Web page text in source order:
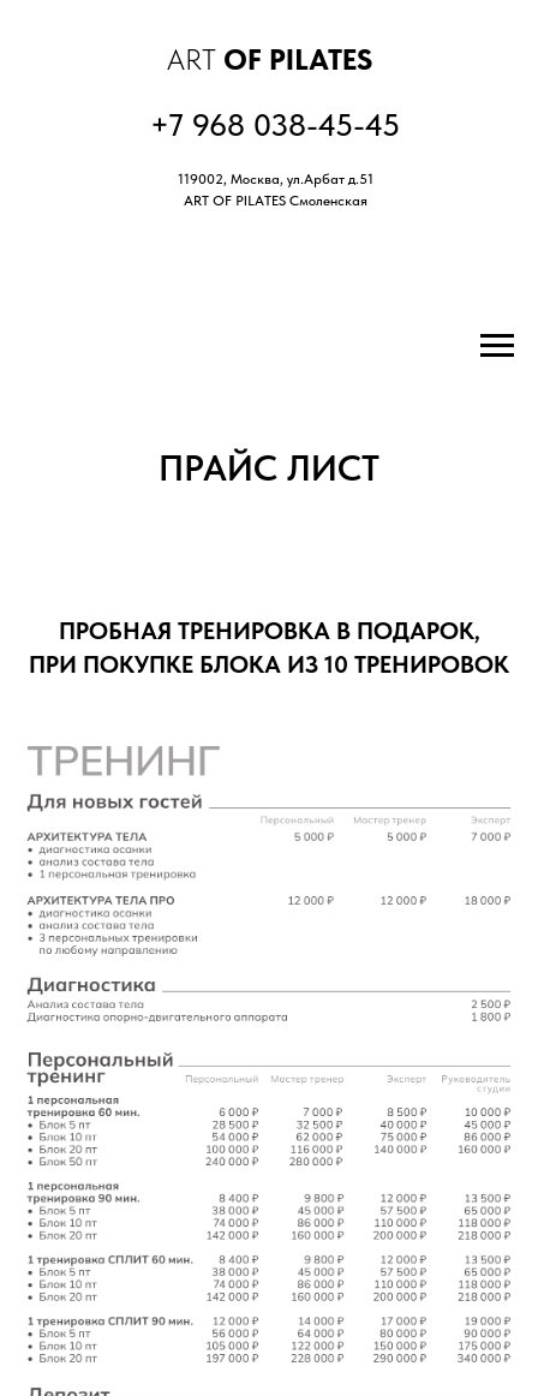
ART OF PILATES
+7 968 038-45-45
119002, Москва, ул.Арбат д.51
ART OF PILATES Смоленская
ПРАЙС ЛИСТ
ПРОБНАЯ ТРЕНИРОВКА В ПОДАРОК,
ПРИ ПОКУПКЕ БЛОКА ИЗ 10 ТРЕНИРОВОК